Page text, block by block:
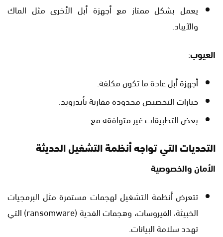
يعمل بشكل ممتاز مع أجهزة أبل الأخرى مثل الماك
والآيباد.
العيوب:
أجهزة أبل عادة ما تكون مكلفة.
خيارات التخصيص محدودة مقارنة بأندرويد.
بعض التطبيقات غير متوافقة مع
التحديات التي تواجه أنظمة التشغيل الحديثة
الأمان والخصوصية
تتعرض أنظمة التشغيل لهجمات مستمرة مثل البرمجيات
الخبيثة، الفيروسات، وهجمات الفدية (ransomware) التي
تهدد سلامة البيانات.